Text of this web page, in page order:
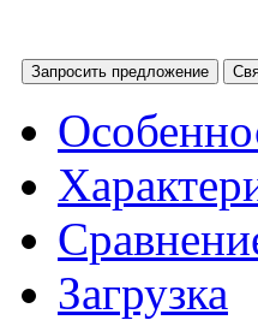
Запросить предложение
Загрузка